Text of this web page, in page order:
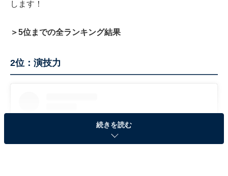
します！
＞5位までの全ランキング結果
2位：演技力
続きを読む